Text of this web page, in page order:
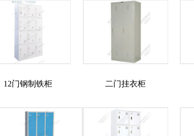
12门钢制铁柜 二门挂衣柜